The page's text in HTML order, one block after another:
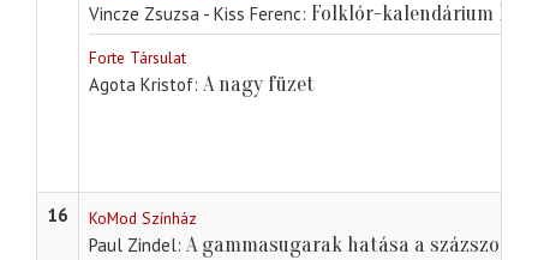
Vincze Zsuzsa - Kiss Ferenc Folklór-kalendárium II.
Forte Társulat
Agota Kristof A nagy füzet
16 KoMod Színház
Paul Zindel A gammasugarak hatása a